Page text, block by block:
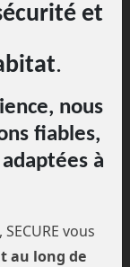
et
.
nous
fiables,
à
, SECURE vous
au long de
Somfy
compatible
®
etc...)